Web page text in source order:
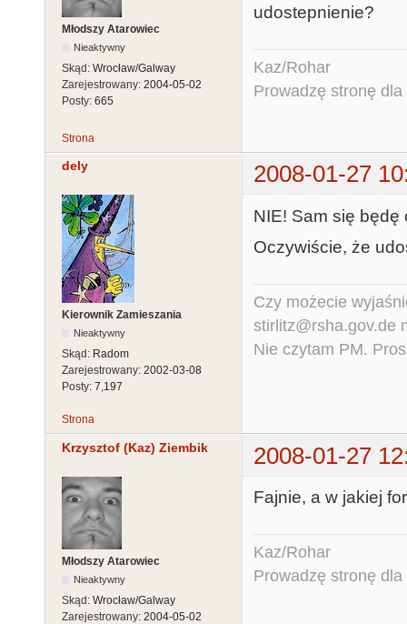
Młodszy Atarowiec
Nieaktywny
Skąd: Wrocław/Galway
Zarejestrowany: 2004-05-02
Posty: 665
udostepnienie?
Kaz/Rohar
Prowadzę stronę
Strona
dely 2008-01-27
Kierownik Zamieszania
Nieaktywny
Skąd: Radom
Zarejestrowany: 2002-03-08
Posty: 7,197
NIE! Sam się będę
Oczywiście, że
Czy możecie
stirlitz@rsha.gov.de
Nie czytam PM.
Strona
Krzysztof (Kaz) Ziembik 2008-01-27
Młodszy Atarowiec
Nieaktywny
Skąd: Wrocław/Galway
Zarejestrowany: 2004-05-02
Fajnie, a w jakiej
Kaz/Rohar
Prowadzę stronę